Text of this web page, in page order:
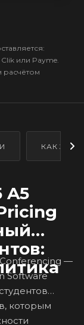
или Payme.
расчётом
КАК
A5
—
Software
которым